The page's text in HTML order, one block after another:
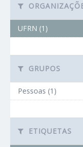
UFRN (1)
GRUPOS
Pessoas (1)
ETIQUETAS